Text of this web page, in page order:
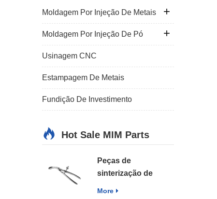
Moldagem Por Injeção De Metais
Moldagem Por Injeção De Pó
Usinagem CNC
Estampagem De Metais
Fundição De Investimento
Hot Sale MIM Parts
Peças de
sinterização de
More